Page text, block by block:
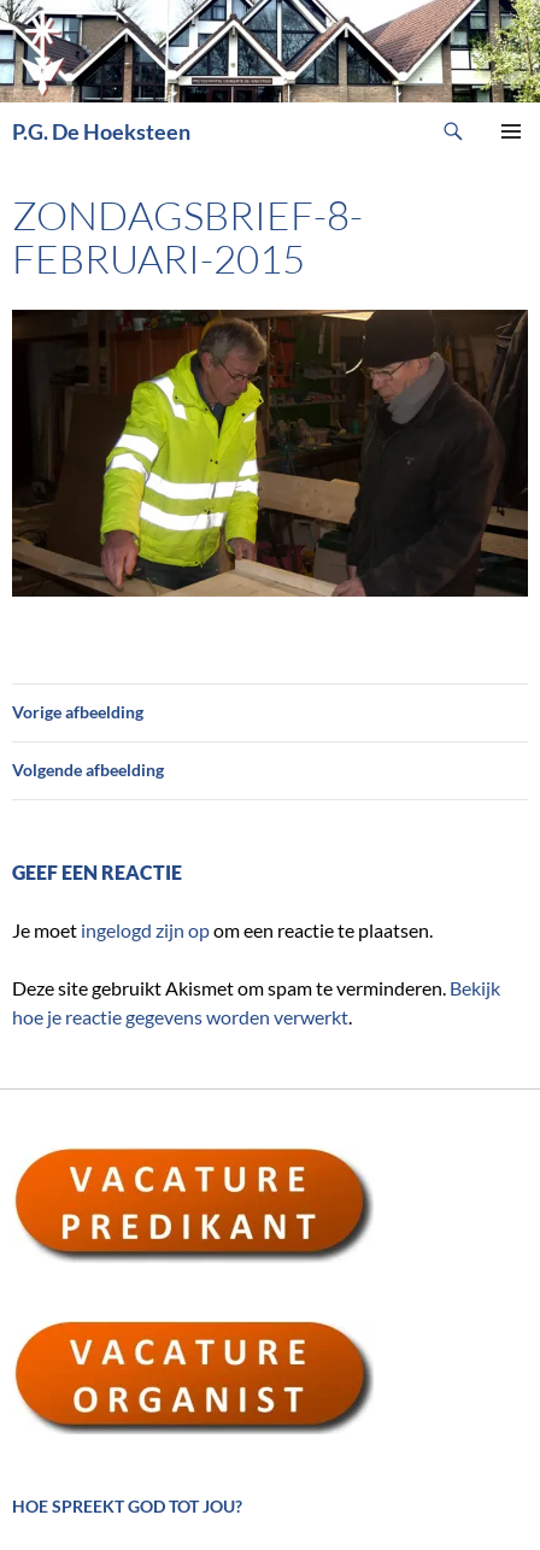
Ga
naar
de
inhoud
P.G. De Hoeksteen
ZONDAGSBRIEF-8-
FEBRUARI-2015
Vorige afbeelding
Volgende afbeelding
GEEF EEN REACTIE
Je moet ingelogd zijn opom een reactie te plaatsen.
Deze site gebruikt Akismet om spam te verminderen. Bekijk
hoe je reactie gegevens worden verwerkt.
HOE SPREEKT GOD TOT JOU?